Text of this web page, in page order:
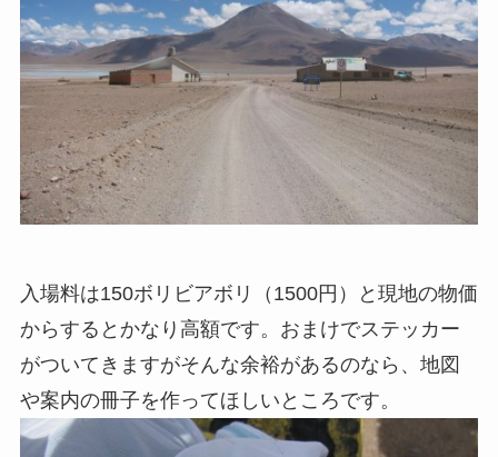
入場料は150ボリビアボリ（1500円）と現地の物価
からするとかなり高額です。おまけでステッカー
がついてきますがそんな余裕があるのなら、地図
や案内の冊子を作ってほしいところです。